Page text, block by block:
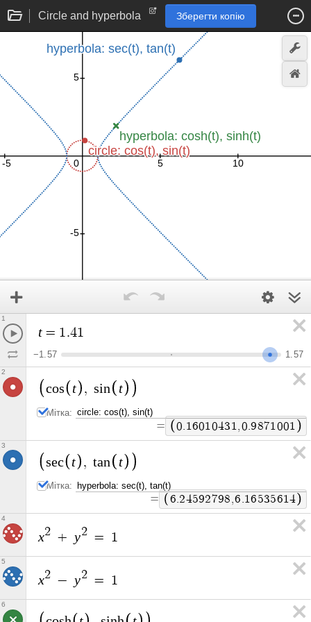
Circle and hyperbola Зберегти копію
t = 1.41
−1.57 1.57
1
cos t , sin t
Мітка:
= 0.16010431,0.9871001
2
sec t , tan t
Мітка:
= 6.24592798,6.16535614
3
x2 + y2 = 1
4
x2 − y2 = 1
5
6